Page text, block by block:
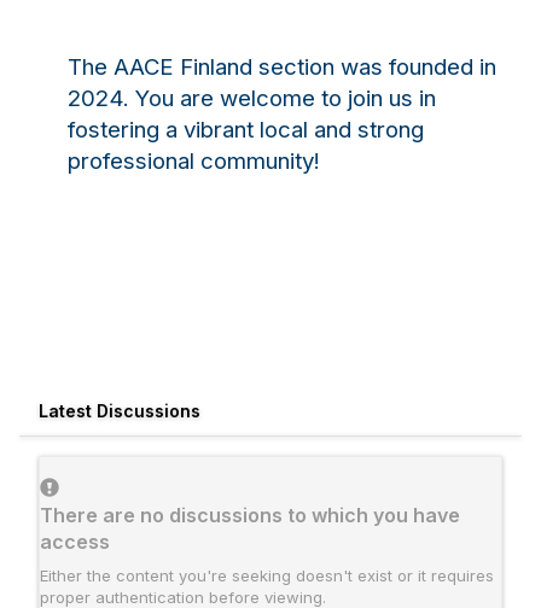
The AACE Finland section was founded in
2024. You are welcome to join us in
fostering a vibrant local and strong
professional community!
Latest Discussions
There are no discussions to which you have
access
Either the content you're seeking doesn't exist or it requires
proper authentication before viewing.